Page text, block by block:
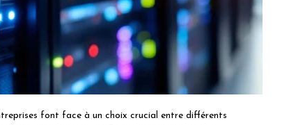
font face à un choix crucial entre différents